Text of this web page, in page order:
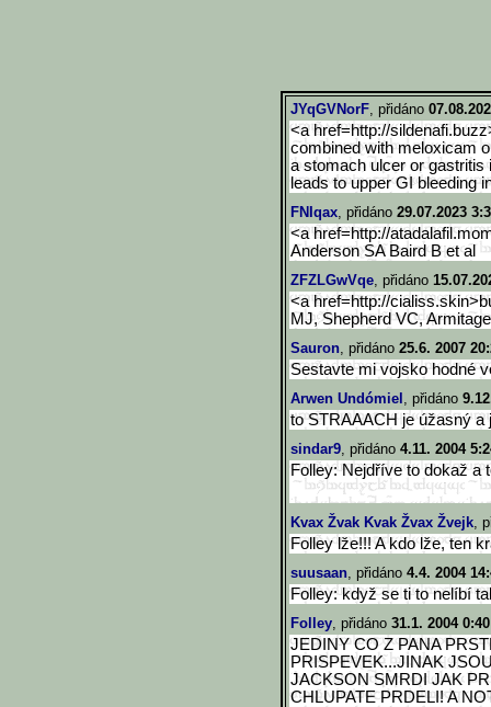
JYqGVNorF, přidáno
<a href=http://
combined with meloxicam
a stomach ulcer or gastritis
leads to upper GI bleeding
FNIqax, přidáno 29.07.2023
<a href=http://
Anderson SA Baird B et al
ZFZLGwVqe, přidáno
<a href=http://
MJ, Shepherd VC,
Sauron, přidáno 25.6. 2007
Sestavte mi vojsko hodné
Arwen Undómiel , přidáno
to STRAAACH je úžasný a
sindar9, přidáno 4.11. 2004
Folley: Nejdříve to dokaž a
Kvax Žvak Kvak Žvax Žvejk,
Folley lže!!! A kdo lže, ten
suusaan, přidáno 4.4. 2004
Folley: když se ti to nelíbí
Folley, přidáno 31.1. 2004
JEDINY CO Z PANA
PRISPEVEK...JINAK
JACKSON SMRDI JAK
CHLUPATE PRDELI! A